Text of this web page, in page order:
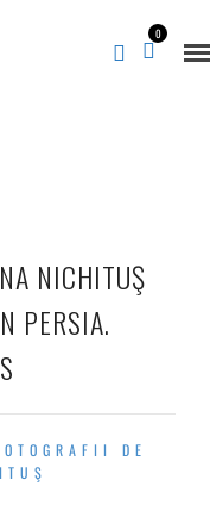
0
NICHITUŞ
PERSIA.
DE